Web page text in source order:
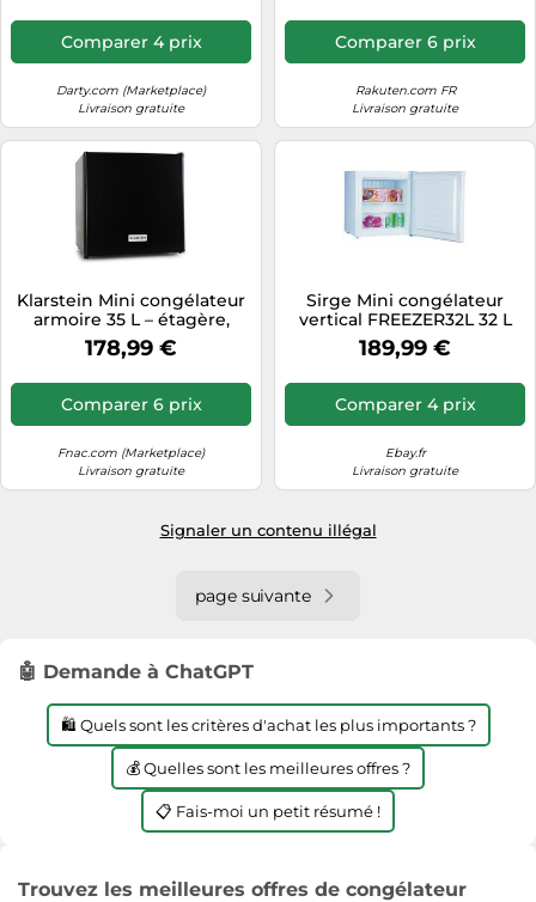
Comparer 4 prix
Darty.com (Marketplace)
Livraison gratuite
Comparer 6 prix
Rakuten.com FR
Livraison gratuite
Klarstein Mini congélateur
armoire 35 L – étagère,
économe en énergie,
appareil à glaçons
178,99 €
Comparer 6 prix
Fnac.com (Marketplace)
Livraison gratuite
Sirge Mini congélateur
vertical FREEZER32L 32 L
Classe énergétique A+
Compact 43,4×48×51,5 cm
189,99 €
Comparer 4 prix
Ebay.fr
Livraison gratuite
Signaler un contenu illégal
page suivante
🤖 Demande à ChatGPT
🛍️ Quels sont les critères d'achat les plus importants ?
💰 Quelles sont les meilleures offres ?
📋 Fais-moi un petit résumé !
Trouvez les meilleures offres de congélateur